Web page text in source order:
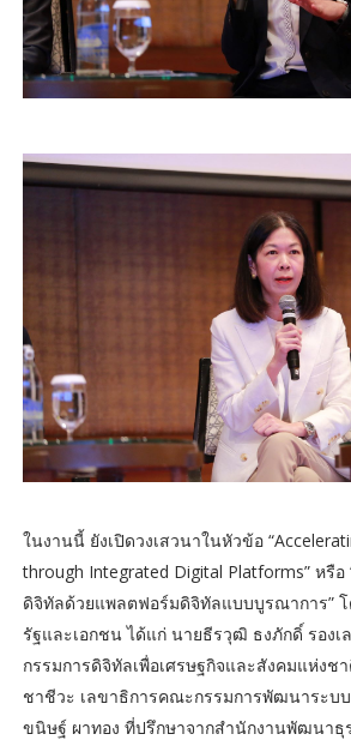
ในงานนี้ ยังเปิดวงเสวนาในหัวข้อ
through Integrated Digital Platforms” หรือ
ดิจิทัลด้วยแพลตฟอร์มดิจิทัลแบบบูรณาการ”
รัฐและเอกชน ได้แก่ นายธีรวุฒิ ธงภักดิ์ รอง
กรรมการดิจิทัลเพื่อเศรษฐกิจและสังคมแห่งช
ชาชีวะ เลขาธิการคณะกรรมการพัฒนาระบ
ขนิษฐ์ ผาทอง ที่ปรึกษาจากสำนักงานพัฒนาธุ